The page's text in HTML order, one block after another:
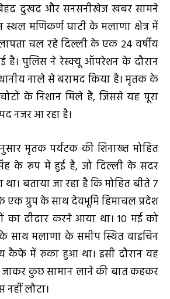
दुखद और सनसनीखेज खबर सामने
स्थल मणिकर्ण घाटी के मलाणा क्षेत्र में
चल रहे दिल्ली के एक 24 वर्षीय
है। पुलिस ने रेस्क्यू ऑपरेशन के दौरान
नाले से बरामद किया है। मृतक के
के निशान मिले हैं, जिससे यह पूरा
नजर आ रहा है।
मृतक पर्यटक की शिनाख्त मोहित
के रूप में हुई है, जो दिल्ली के सदर
बताया जा रहा है कि मोहित बीते 7
एक ग्रुप के साथ देवभूमि हिमाचल प्रदेश
का दीदार करने आया था। 10 मई को
साथ मलाणा के समीप स्थित वाइचिन
कैफे में रुका हुआ था। इसी दौरान वह
जाकर कुछ सामान लाने की बात कहकर
लौटा।